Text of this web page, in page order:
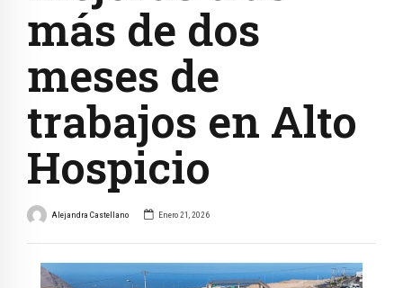
más de dos
meses de
trabajos en Alto
Hospicio
Alejandra Castellano Enero 21, 2026